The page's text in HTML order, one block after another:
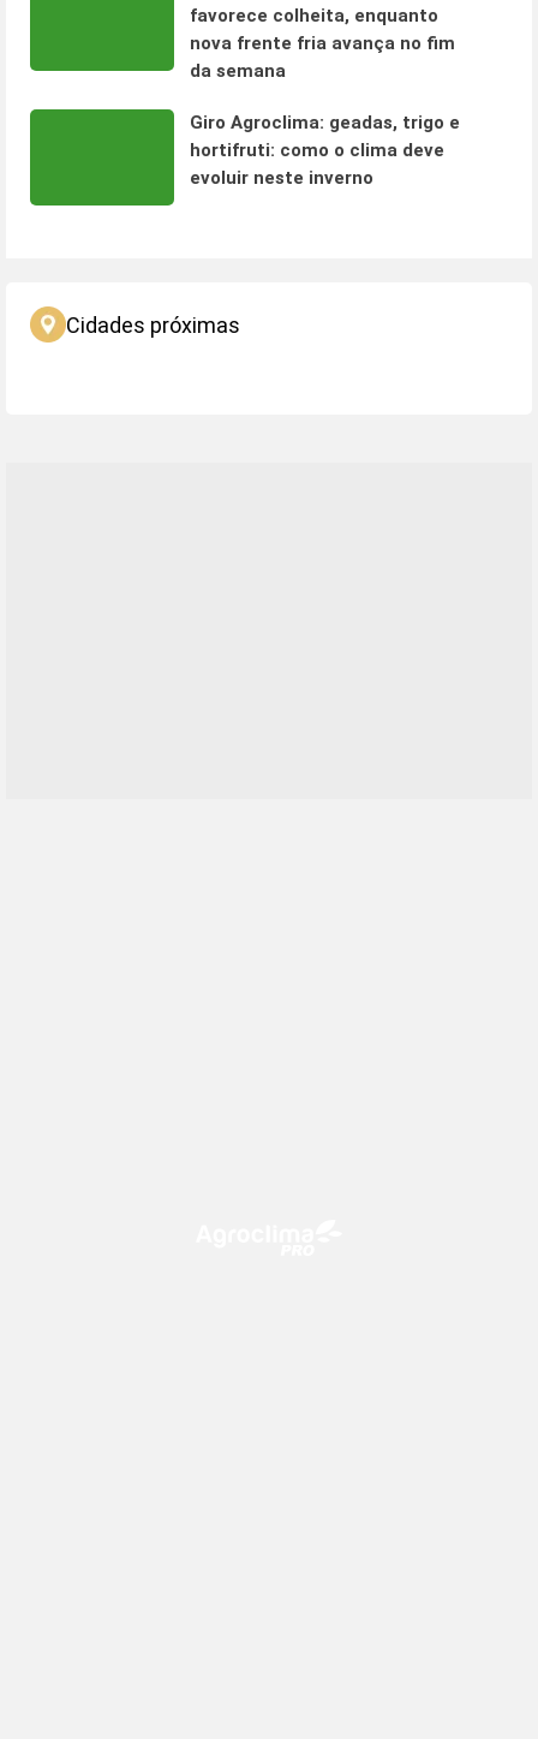
favorece colheita, enquanto
nova frente fria avança no fim
da semana
Giro Agroclima: geadas, trigo e
hortifruti: como o clima deve
evoluir neste inverno
Cidades próximas